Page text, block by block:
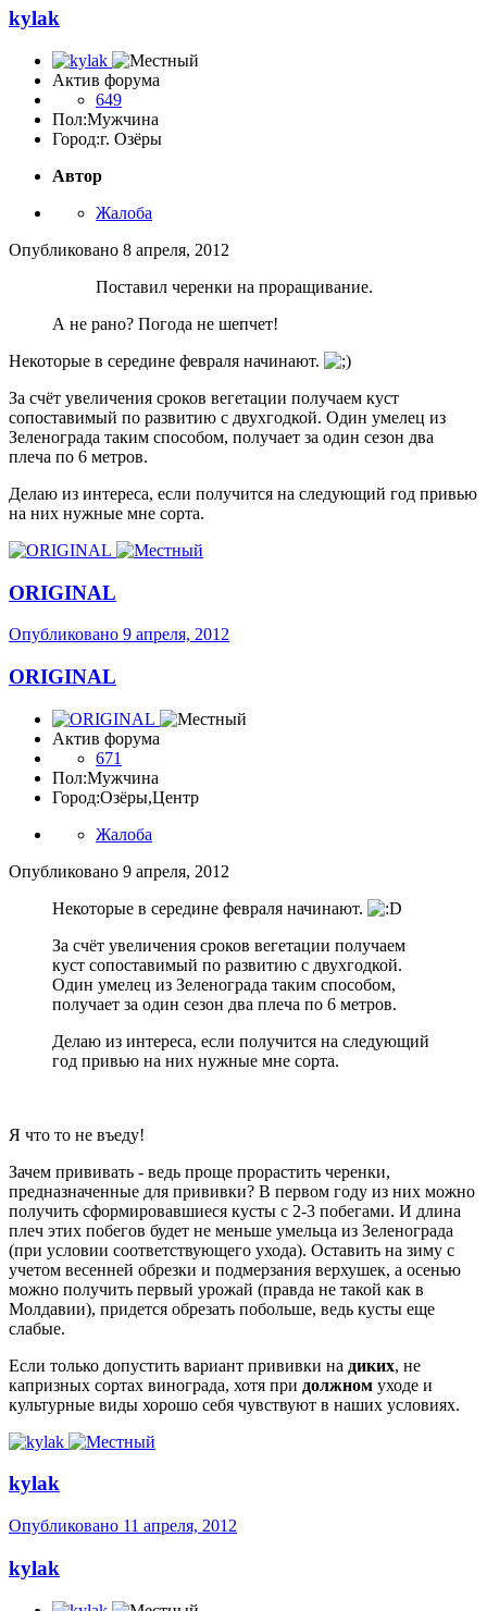
kylak
Актив форума
649
Пол:Мужчина
Город:г. Озёры
Автор
Жалоба
Опубликовано 8 апреля, 2012
Поставил черенки на проращивание.
А не рано? Погода не шепчет!
Некоторые в середине февраля начинают.
За счёт увеличения сроков вегетации получаем куст
сопоставимый по развитию с двухгодкой. Один умелец из
Зеленограда таким способом, получает за один сезон два
плеча по 6 метров.
Делаю из интереса, если получится на следующий год привью
на них нужные мне сорта.
ORIGINAL
Опубликовано 9 апреля, 2012
ORIGINAL
Актив форума
671
Пол:Мужчина
Город:Озёры,Центр
Жалоба
Опубликовано 9 апреля, 2012
Некоторые в середине февраля начинают.
За счёт увеличения сроков вегетации получаем
куст сопоставимый по развитию с двухгодкой.
Один умелец из Зеленограда таким способом,
получает за один сезон два плеча по 6 метров.
Делаю из интереса, если получится на следующий
год привью на них нужные мне сорта.
Я что то не въеду!
Зачем прививать - ведь проще прорастить черенки,
предназначенные для прививки? В первом году из них можно
получить сформировавшиеся кусты с 2-3 побегами. И длина
плеч этих побегов будет не меньше умельца из Зеленограда
(при условии соответствующего ухода). Оставить на зиму с
учетом весенней обрезки и подмерзания верхушек, а осенью
можно получить первый урожай (правда не такой как в
Молдавии), придется обрезать побольше, ведь кусты еще
слабые.
Если только допустить вариант прививки на диких, не
капризных сортах винограда, хотя при должном уходе и
культурные виды хорошо себя чувствуют в наших условиях.
kylak
Опубликовано 11 апреля, 2012
kylak